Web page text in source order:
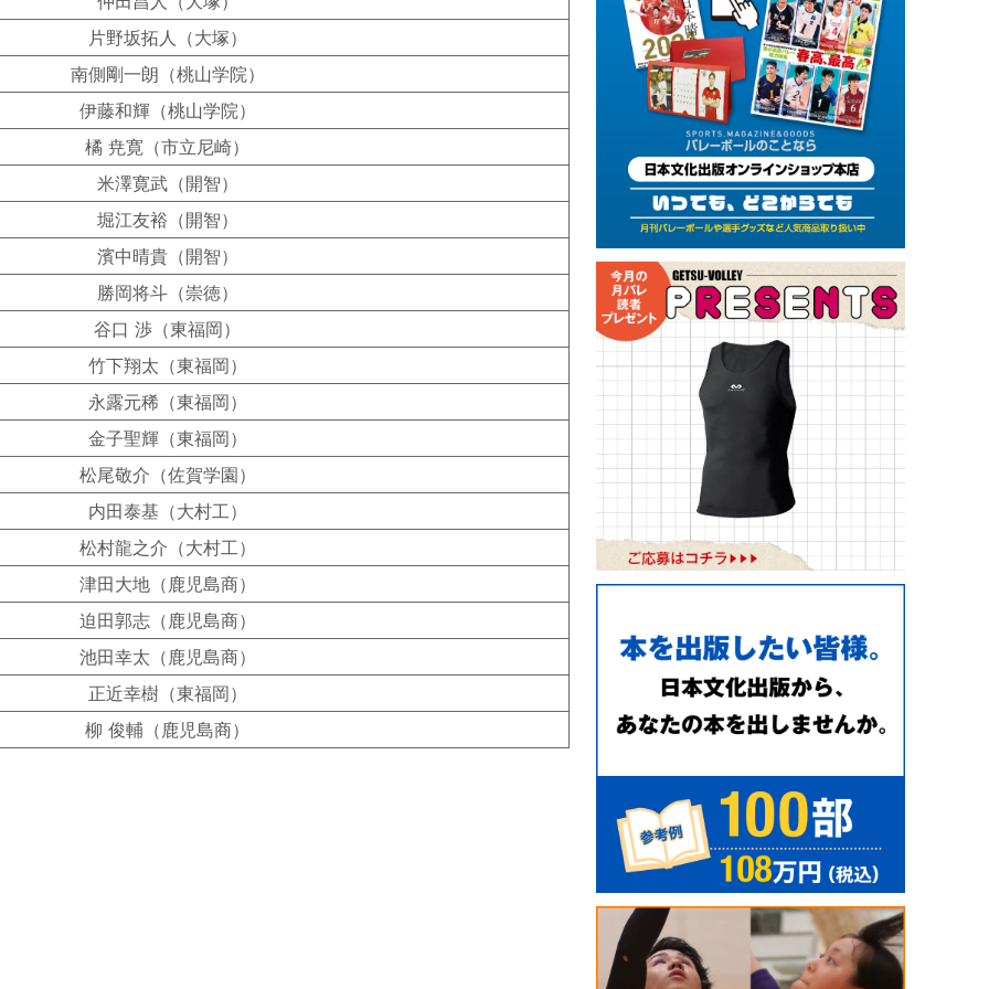
片野坂拓人（大塚）
南側剛一朗（桃山学院）
伊藤和輝（桃山学院）
橘 尭寛（市立尼崎）
米澤寛武（開智）
堀江友裕（開智）
濱中晴貴（開智）
勝岡将斗（崇徳）
谷口 渉（東福岡）
竹下翔太（東福岡）
永露元稀（東福岡）
金子聖輝（東福岡）
松尾敬介（佐賀学園）
内田泰基（大村工）
松村龍之介（大村工）
津田大地（鹿児島商）
迫田郭志（鹿児島商）
池田幸太（鹿児島商）
正近幸樹（東福岡）
柳 俊輔（鹿児島商）